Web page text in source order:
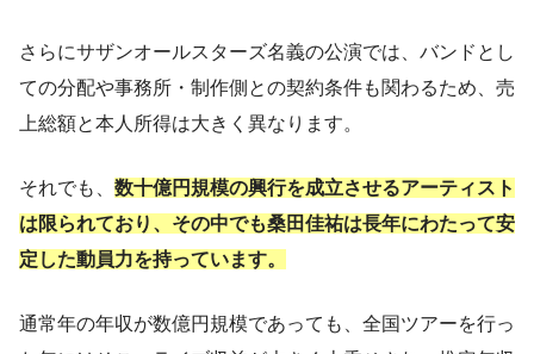
さらにサザンオールスターズ名義の公演では、バンドとし
ての分配や事務所・制作側との契約条件も関わるため、売
上総額と本人所得は大きく異なります。
それでも、 数十億円規模の興行を成立させるアーティスト
は限られており、その中でも桑田佳祐は長年にわたって安
定した動員力を持っています。
通常年の年収が数億円規模であっても、全国ツアーを行っ